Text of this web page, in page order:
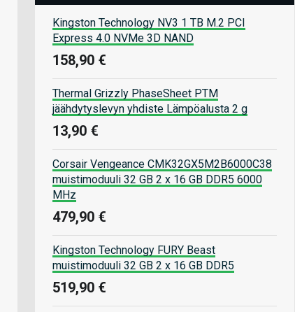
Kingston Technology NV3 1 TB M.2 PCI
Express 4.0 NVMe 3D NAND
158,90 €
Thermal Grizzly PhaseSheet PTM
jäähdytyslevyn yhdiste Lämpöalusta 2 g
13,90 €
Corsair Vengeance CMK32GX5M2B6000C38
muistimoduuli 32 GB 2 x 16 GB DDR5 6000
MHz
479,90 €
Kingston Technology FURY Beast
muistimoduuli 32 GB 2 x 16 GB DDR5
519,90 €